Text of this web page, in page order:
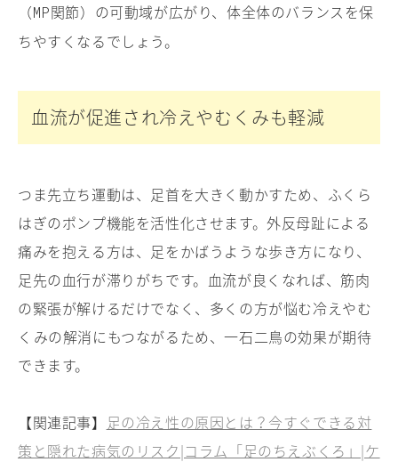
（MP関節）の可動域が広がり、体全体のバランスを保
ちやすくなるでしょう。
血流が促進され冷えやむくみも軽減
つま先立ち運動は、足首を大きく動かすため、ふくら
はぎのポンプ機能を活性化させます。外反母趾による
痛みを抱える方は、足をかばうような歩き方になり、
足先の血行が滞りがちです。血流が良くなれば、筋肉
の緊張が解けるだけでなく、多くの方が悩む冷えやむ
くみの解消にもつながるため、一石二鳥の効果が期待
できます。
【関連記事】 足の冷え性の原因とは？今すぐできる対
策と隠れた病気のリスク|コラム「足のちえぶくろ」|ケ